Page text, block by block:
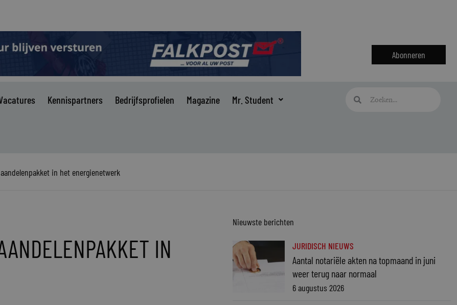
Abonneren
Kennispartners Bedrijfsprofielen Magazine Mr. Student Zoeken
in het energienetwerk
IN
Nieuwste berichten
JURIDISCH NIEUWS
Aantal notariële akten na topmaand in juni
weer terug naar normaal
6 augustus 2026